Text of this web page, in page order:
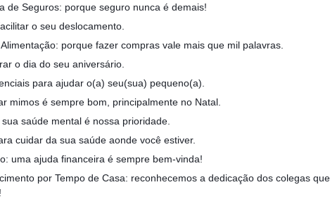
de Seguros: porque seguro nunca é demais!
o seu deslocamento.
porque fazer compras vale mais que mil palavras.
o dia do seu aniversário.
para ajudar o(a) seu(sua) pequeno(a).
mimos é sempre bom, principalmente no Natal.
saúde mental é nossa prioridade.
cuidar da sua saúde aonde você estiver.
uma ajuda financeira é sempre bem-vinda!
por Tempo de Casa: reconhecemos a dedicação dos colegas